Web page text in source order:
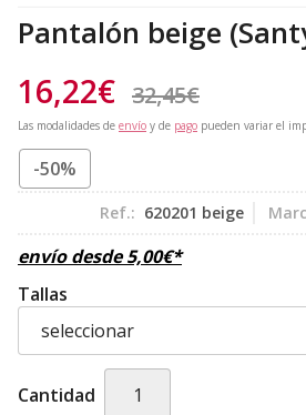
Pantalón beige
16,22€ 32,45€
Las modalidades de envío y de pago pueden variar el
-50%
Ref.: 620201 beige
envío desde5,00€*
Tallas
Cantidad